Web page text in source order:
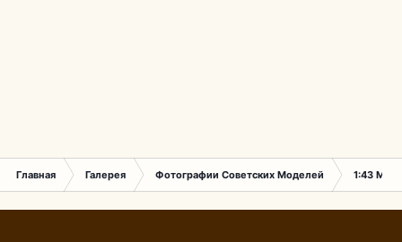
Главная Галерея Фотографии Советских Моделей 1:43